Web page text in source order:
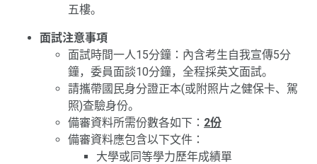
五樓。
面試注意事項
面試時間一人15分鐘：內含考生自我宣傳5分
鐘，委員面談10分鐘，全程採英文面試。
請攜帶國民身分證正本(或附照片之健保卡、駕
照)查驗身份。
備審資料所需份數各如下： 2份
備審資料應包含以下文件：
大學或同等學力歷年成績單